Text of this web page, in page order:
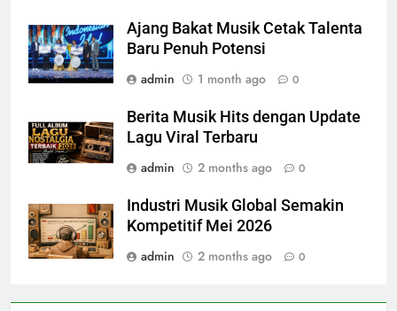
Ajang Bakat Musik Cetak Talenta
Baru Penuh Potensi
admin
1 month ago 0
Berita Musik Hits dengan Update
Lagu Viral Terbaru
admin
2 months ago 0
Industri Musik Global Semakin
Kompetitif Mei 2026
admin
2 months ago 0